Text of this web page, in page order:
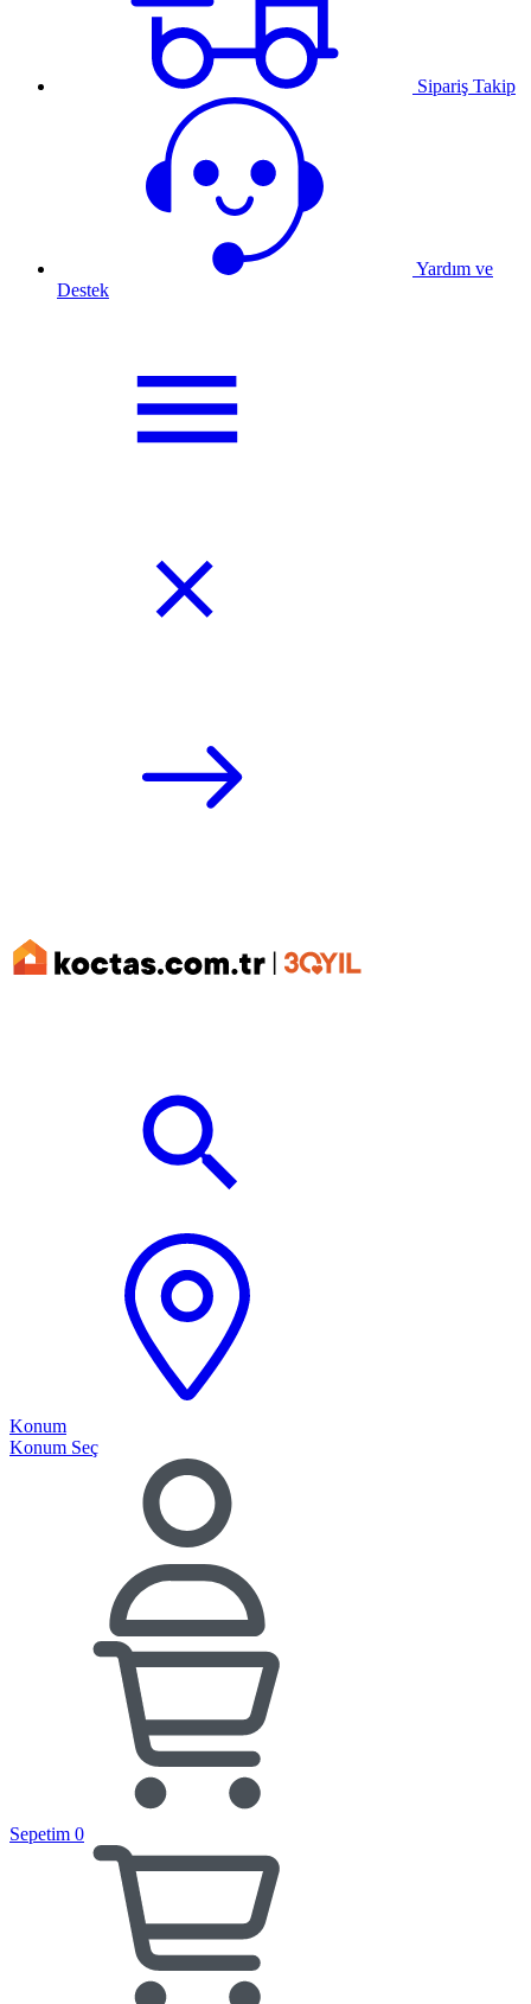
Sipariş Takip
Yardım ve
Destek
Konum
Konum Seç
Sepetim 0